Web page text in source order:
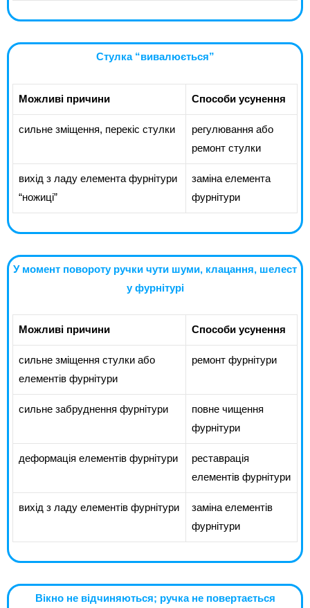
Стулка “вивалюється”
Можливі причини Способи усунення
сильне зміщення, перекіс стулки
регулювання або
ремонт стулки
вихід з ладу елемента фурнітури
“ножиці”
заміна елемента
фурнітури
У момент повороту ручки чути шуми, клацання, шелест
у фурнітурі
Можливі причини Способи усунення
сильне зміщення стулки або
елементів фурнітури
ремонт фурнітури
сильне забруднення фурнітури
повне чищення
фурнітури
деформація елементів фурнітури
реставрація
елементів фурнітури
вихід з ладу елементів фурнітури
заміна елементів
фурнітури
Вікно не відчиняються; ручка не повертається